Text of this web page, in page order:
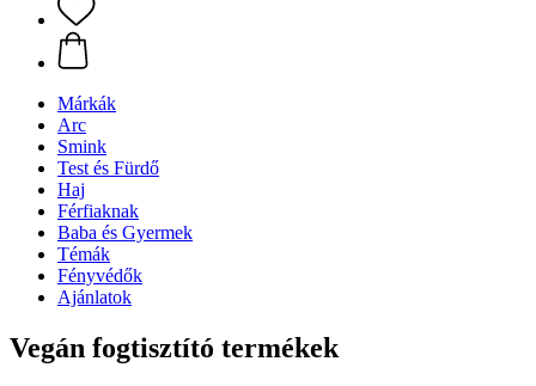
Márkák
Arc
Smink
Test és Fürdő
Haj
Férfiaknak
Baba és Gyermek
Témák
Fényvédők
Ajánlatok
Vegán fogtisztító termékek